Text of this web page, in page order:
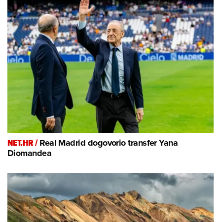
NET.HR /Real Madrid dogovorio transfer Yana
Diomandea